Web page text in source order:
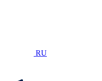
RU